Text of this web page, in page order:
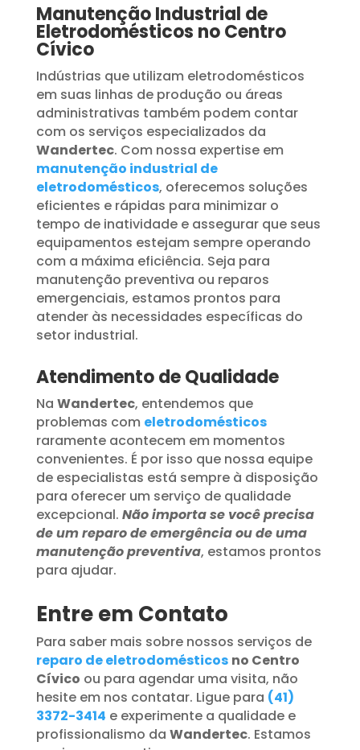
Manutenção Industrial de
Eletrodomésticos no Centro
Cívico
Indústrias que utilizam eletrodomésticos
em suas linhas de produção ou áreas
administrativas também podem contar
com os serviços especializados da
Wandertec. Com nossa expertise em
manutenção industrial de
eletrodomésticos, oferecemos soluções
eficientes e rápidas para minimizar o
tempo de inatividade e assegurar que seus
equipamentos estejam sempre operando
com a máxima eficiência. Seja para
manutenção preventiva ou reparos
emergenciais, estamos prontos para
atender às necessidades específicas do
setor industrial.
Atendimento de Qualidade
Na Wandertec, entendemos que
problemas com eletrodomésticos
raramente acontecem em momentos
convenientes. É por isso que nossa equipe
de especialistas está sempre à disposição
para oferecer um serviço de qualidade
excepcional. Não importa se você precisa
de um reparo de emergência ou de uma
manutenção preventiva, estamos prontos
para ajudar.
Entre em Contato
Para saber mais sobre nossos serviços de
reparo de eletrodomésticos no Centro
Cívico ou para agendar uma visita, não
hesite em nos contatar. Ligue para (41)
3372-3414 e experimente a qualidade e
profissionalismo da Wandertec. Estamos